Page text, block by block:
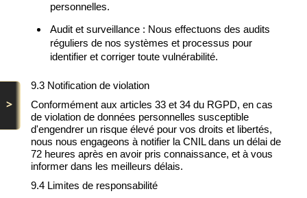
>
personnelles.
Audit et surveillance : Nous effectuons des audits
réguliers de nos systèmes et processus pour
identifier et corriger toute vulnérabilité.
9.3 Notification de violation
Conformément aux articles 33 et 34 du RGPD, en cas
de violation de données personnelles susceptible
d'engendrer un risque élevé pour vos droits et libertés,
nous nous engageons à notifier la CNIL dans un délai de
72 heures après en avoir pris connaissance, et à vous
informer dans les meilleurs délais.
9.4 Limites de responsabilité